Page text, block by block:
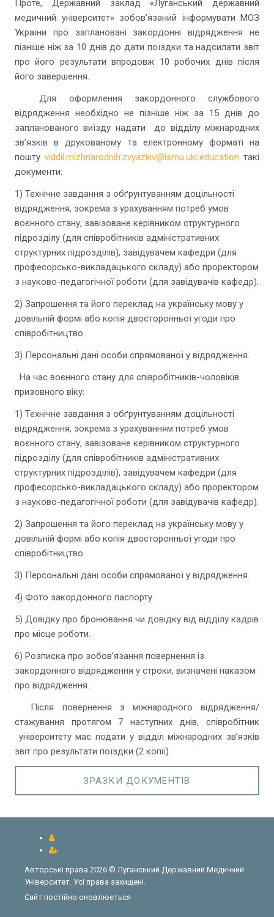
Проте, Державний заклад «Луганський державний
медичний університет» зобов’язаний інформувати МОЗ
України про заплановані закордонні відрядження не
пізніше ніж за 10 днів до дати поїздки та надсилати звіт
про його результати впродовж 10 робочих днів після
його завершення.
Для оформлення закордонного службового
відрядження необхідно не пізніше ніж за 15 днів до
запланованого виїзду надати до відділу міжнародних
зв’язків в друкованому та електронному форматі на
пошту viddil.mizhnarodnih.zvyazkiv@lsmu.ukr.education такі
документи:
1) Технічне завдання з обґрунтуванням доцільності
відрядження, зокрема з урахуванням потреб умов
воєнного стану, завізоване керівником структурного
підрозділу (для співробітників адміністративних
структурних підрозділів), завідувачем кафедри (для
професорсько-викладацького складу) або проректором
з науково-педагогічної роботи (для завідувачів кафедр).
2) Запрошення та його переклад на українську мову у
довільній формі або копія двосторонньої угоди про
співробітництво.
3) Персональні дані особи спрямованої у відрядження.
На час воєнного стану для співробітників-чоловіків
призовного віку:
1) Технічне завдання з обґрунтуванням доцільності
відрядження, зокрема з урахуванням потреб умов
воєнного стану, завізоване керівником структурного
підрозділу (для співробітників адміністративних
структурних підрозділів), завідувачем кафедри (для
професорсько-викладацького складу) або проректором
з науково-педагогічної роботи (для завідувачів кафедр).
2) Запрошення та його переклад на українську мову у
довільній формі або копія двосторонньої угоди про
співробітництво.
3) Персональні дані особи спрямованої у відрядження.
4) Фото закордонного паспорту.
5) Довідку про бронювання чи довідку від відділу кадрів
про місце роботи.
6) Розписка про зобов’язання повернення із
закордонного відрядження у строки, визначені наказом
про відрядження.
Після повернення з міжнародного відрядження/
стажування протягом 7 наступних днів, співробітник
університету має подати у відділ міжнародних зв’язків
звіт про результати поїздки (2 копії).
ЗРАЗКИ ДОКУМЕНТІВ
Авторські права 2026 © Луганський Державний Медичний
Університет. Усі права захищені.
Сайт постійно оновлюється